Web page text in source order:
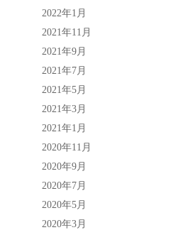
2022年1月
2021年11月
2021年9月
2021年7月
2021年5月
2021年3月
2021年1月
2020年11月
2020年9月
2020年7月
2020年5月
2020年3月